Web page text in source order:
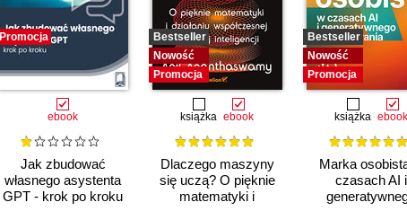
Promocja
ebook
Jak zbudować
własnego asystenta
GPT - krok po kroku
Bestseller
Nowość
Promocja
książka ebook
Dlaczego maszyny
się uczą? O pięknie
matematyki i
Bestseller
Nowość
Promocja
książka ebook
Marka
czasach AI i